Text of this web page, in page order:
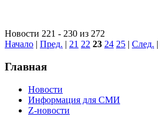
Новости 221 - 230 из 272
Начало | Пред. | 21 22 23 24 25 | След. |
Главная
Новости
Информация для СМИ
Z-новости